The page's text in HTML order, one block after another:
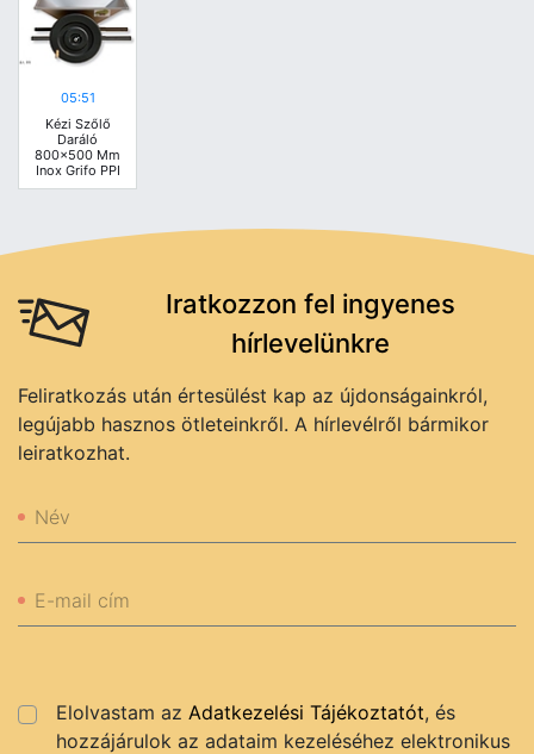
05:51
Kézi Szőlő
Daráló
800x500 Mm
Inox Grifo PPI
Iratkozzon fel ingyenes
hírlevelünkre
Feliratkozás után értesülést kap az újdonságainkról,
legújabb hasznos ötleteinkről. A hírlevélről bármikor
leiratkozhat.
Név
E-mail cím
Elolvastam az Adatkezelési Tájékoztatót, és
hozzájárulok az adataim kezeléséhez elektronikus